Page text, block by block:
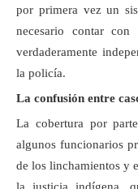
por primera vez un
necesario contar
verdaderamente
la policía.
La confusión entre
La cobertura por
algunos funcionarios
de los linchamientos y